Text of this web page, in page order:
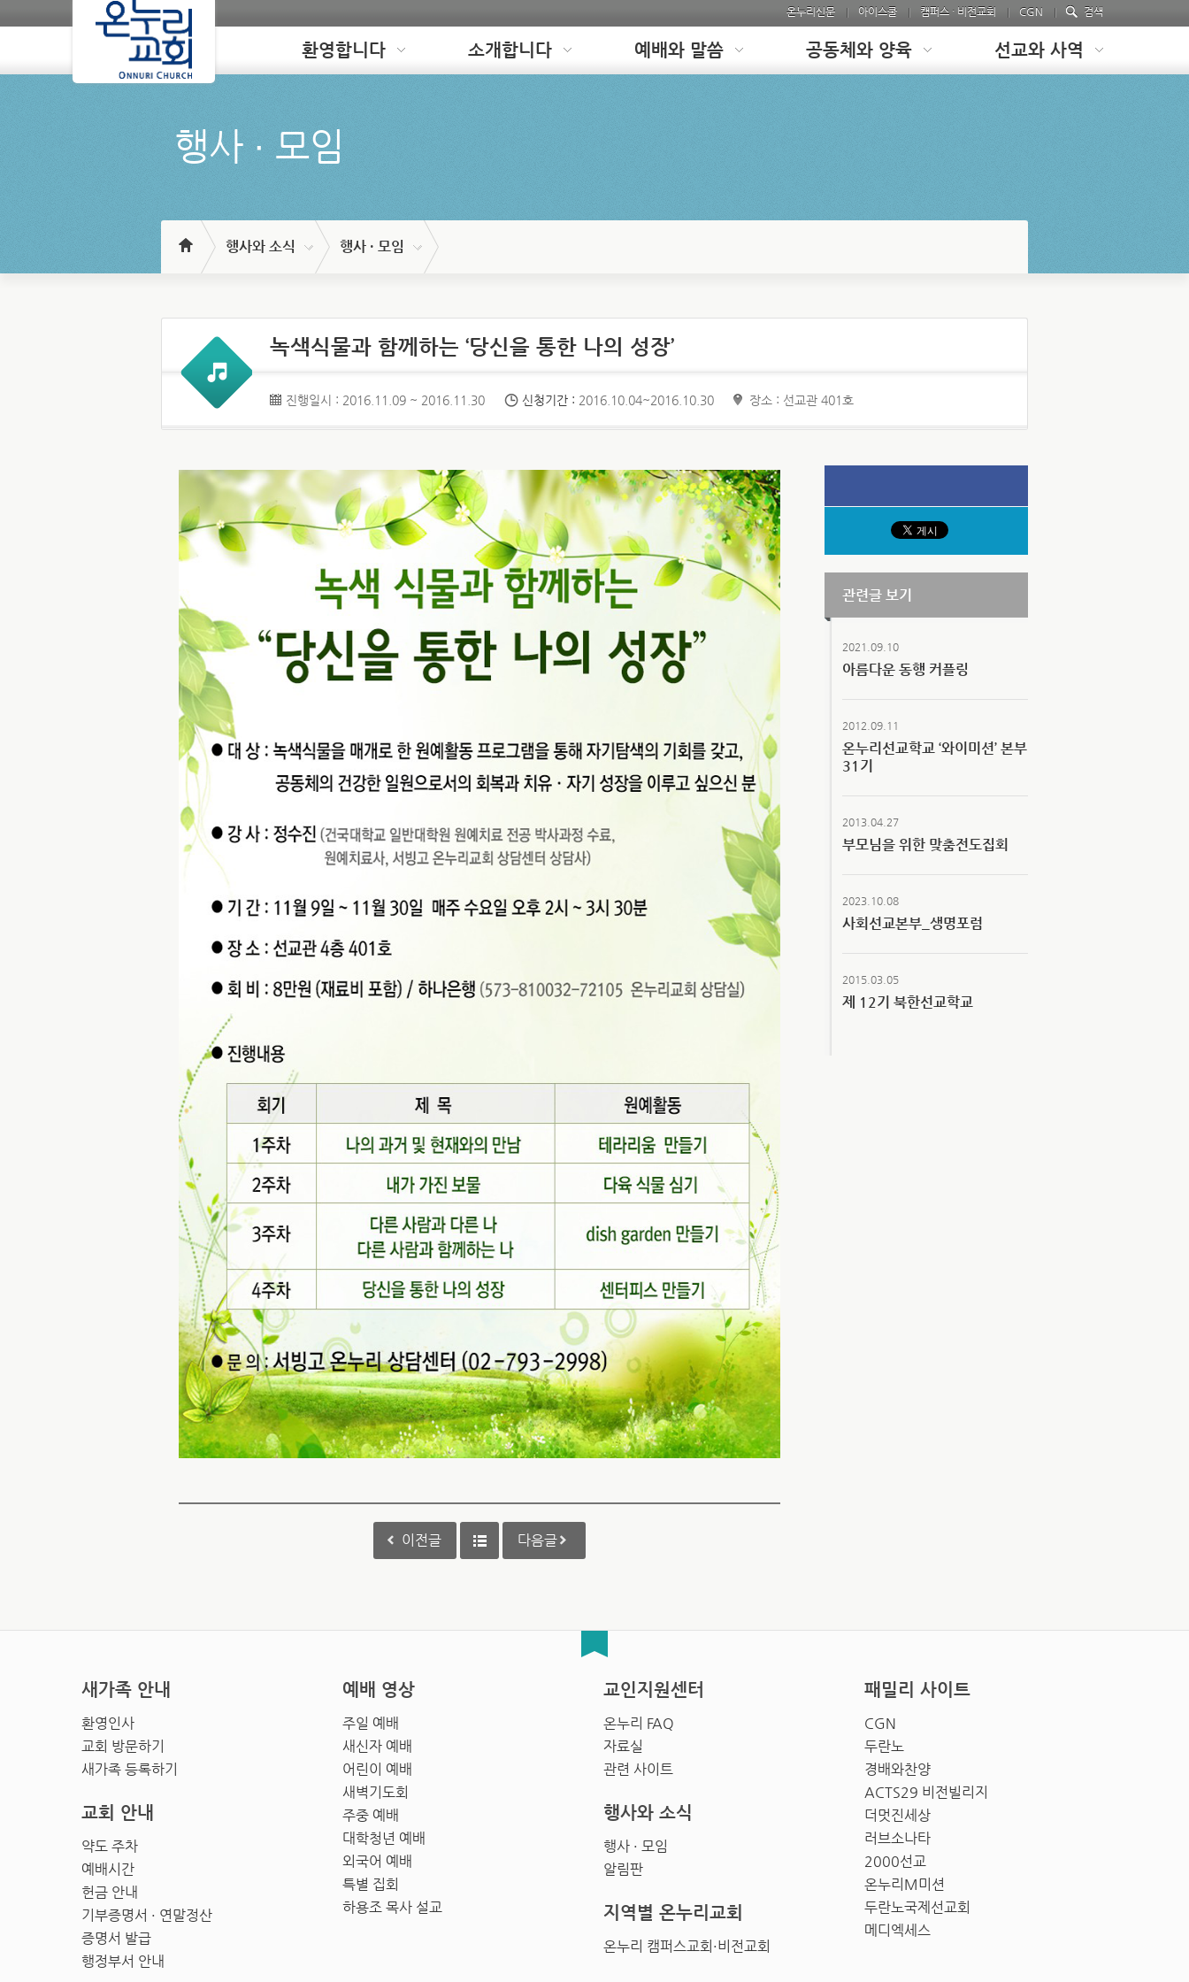
온누리신문 아이스쿨 캠퍼스 · 비전교회 CGN 검색
Loading 환영합니다 소개합니다 예배와 말씀 공동체와 양육 선교와 사역
행사 ∙ 모임
행사와 소식 행사 · 모임
녹색식물과 함께하는 ‘당신을 통한 나의 성장’
진행일시 : 2016.11.09 ~ 2016.11.30 신청기간 : 2016.10.04~2016.10.30 장소 : 선교관 401호
이전글 다음글
관련글 보기
2021.09.10
아름다운 동행 커플링
2012.09.11
온누리선교학교 ‘와이미션’ 본부
31기
2013.04.27
부모님을 위한 맞춤전도집회
2023.10.08
사회선교본부_생명포럼
2015.03.05
제 12기 북한선교학교
새가족 안내
환영인사
교회 방문하기
새가족 등록하기
예배 영상
주일 예배
새신자 예배
어린이 예배
새벽기도회
주중 예배
대학청년 예배
외국어 예배
특별 집회
하용조 목사 설교
교인지원센터
온누리 FAQ
자료실
관련 사이트
패밀리 사이트
CGN
두란노
경배와찬양
ACTS29 비전빌리지
더멋진세상
러브소나타
2000선교
온누리M미션
두란노국제선교회
메디엑세스
교회 안내
약도 주차
예배시간
헌금 안내
기부증명서 · 연말정산
증명서 발급
행정부서 안내
행사와 소식
행사 · 모임
알림판
지역별 온누리교회
온누리 캠퍼스교회·비전교회